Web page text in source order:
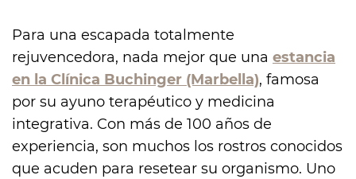
Para una escapada totalmente
rejuvencedora, nada mejor que una estancia
en la Clínica Buchinger (Marbella), famosa
por su ayuno terapéutico y medicina
integrativa. Con más de 100 años de
experiencia, son muchos los rostros conocidos
que acuden para resetear su organismo. Uno